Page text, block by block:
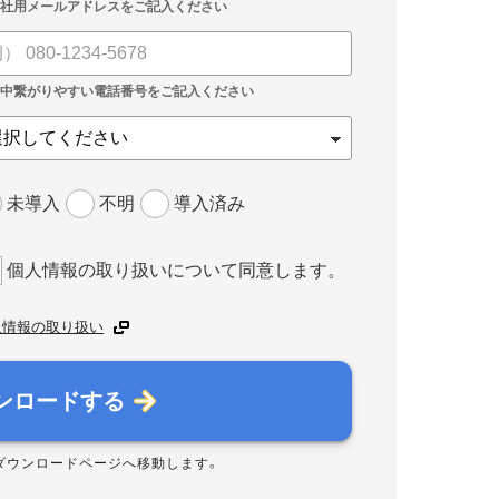
未導入 不明 導入済み
個人情報の取り扱いについて同意します。
報の取り扱い
ロードする
ウンロードページへ移動します。